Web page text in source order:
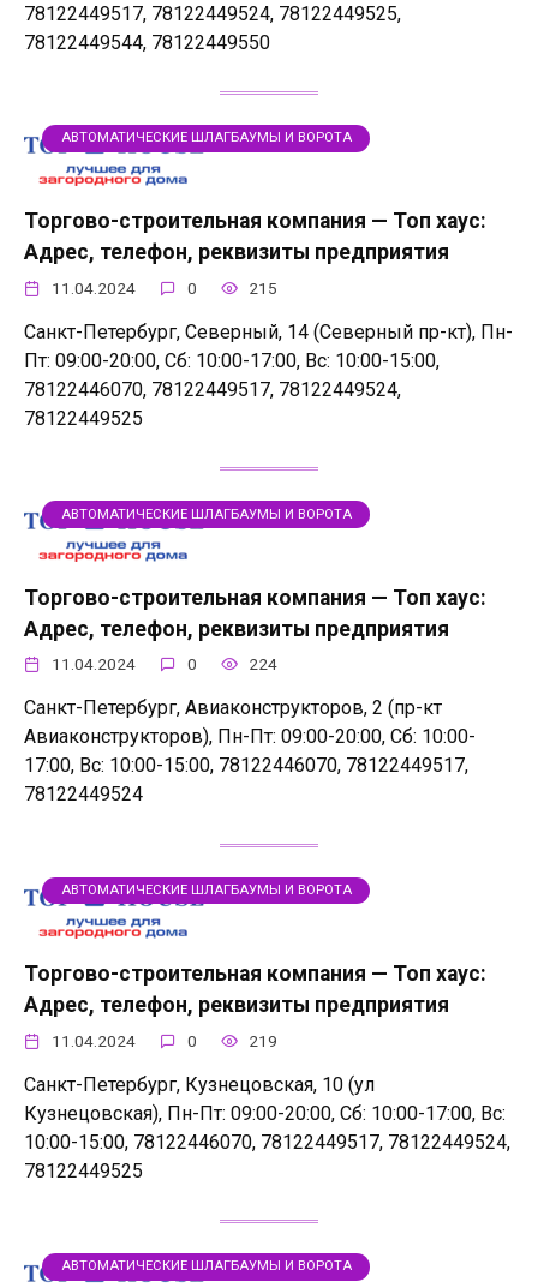
78122449517, 78122449524, 78122449525,
78122449544, 78122449550
АВТОМАТИЧЕСКИЕ ШЛАГБАУМЫ И ВОРОТА
Торгово-строительная компания — Топ хаус:
Адрес, телефон, реквизиты предприятия
11.04.2024 0 215
Санкт-Петербург, Северный, 14 (Северный пр-кт), Пн-
Пт: 09:00-20:00, Сб: 10:00-17:00, Вс: 10:00-15:00,
78122446070, 78122449517, 78122449524,
78122449525
АВТОМАТИЧЕСКИЕ ШЛАГБАУМЫ И ВОРОТА
Торгово-строительная компания — Топ хаус:
Адрес, телефон, реквизиты предприятия
11.04.2024 0 224
Санкт-Петербург, Авиаконструкторов, 2 (пр-кт
Авиаконструкторов), Пн-Пт: 09:00-20:00, Сб: 10:00-
17:00, Вс: 10:00-15:00, 78122446070, 78122449517,
78122449524
АВТОМАТИЧЕСКИЕ ШЛАГБАУМЫ И ВОРОТА
Торгово-строительная компания — Топ хаус:
Адрес, телефон, реквизиты предприятия
11.04.2024 0 219
Санкт-Петербург, Кузнецовская, 10 (ул
Кузнецовская), Пн-Пт: 09:00-20:00, Сб: 10:00-17:00, Вс:
10:00-15:00, 78122446070, 78122449517, 78122449524,
78122449525
АВТОМАТИЧЕСКИЕ ШЛАГБАУМЫ И ВОРОТА